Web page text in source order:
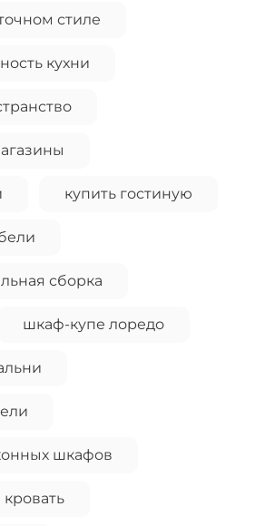
стиле
кухни
купить гостиную
сборка
шкаф-купе лоредо
шкафов